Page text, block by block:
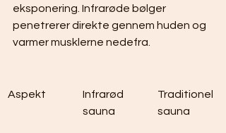
eksponering. Infrarøde bølger
penetrerer direkte gennem huden og
varmer musklerne nedefra.
Aspekt
Infrarød
sauna
Traditionel
sauna